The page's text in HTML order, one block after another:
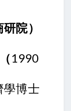
院）
1990
學博士